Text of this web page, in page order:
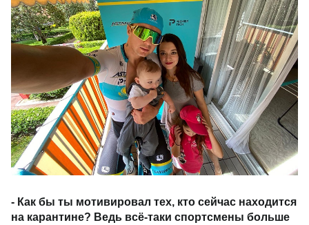
- Как бы ты мотивировал тех, кто сейчас находится
на карантине? Ведь всё-таки спортсмены больше